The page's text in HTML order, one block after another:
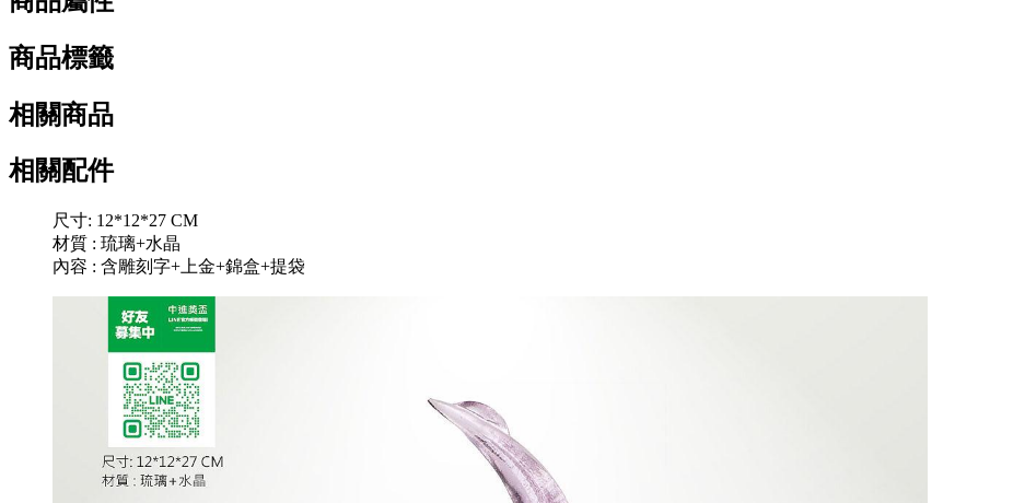
商品標籤
相關商品
相關配件
尺寸: 12*12*27 CM
材質 : 琉璃+水晶
內容 : 含雕刻字+上金+錦盒+提袋